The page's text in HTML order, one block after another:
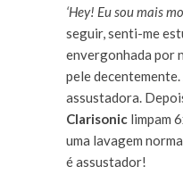
‘Hey! Eu sou mais
seguir, senti-me
envergonhada por
pele
assustadora.
Clarisonic limpam
uma lavagem
é assustador!